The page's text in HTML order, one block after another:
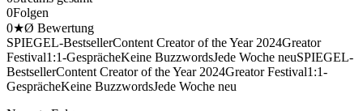
0Folgen
0★Ø Bewertung
SPIEGEL-BestsellerContent Creator of the Year 2024Greator
Festival1:1-GesprächeKeine BuzzwordsJede Woche neuSPIEGEL-
BestsellerContent Creator of the Year 2024Greator Festival1:1-
GesprächeKeine BuzzwordsJede Woche neu